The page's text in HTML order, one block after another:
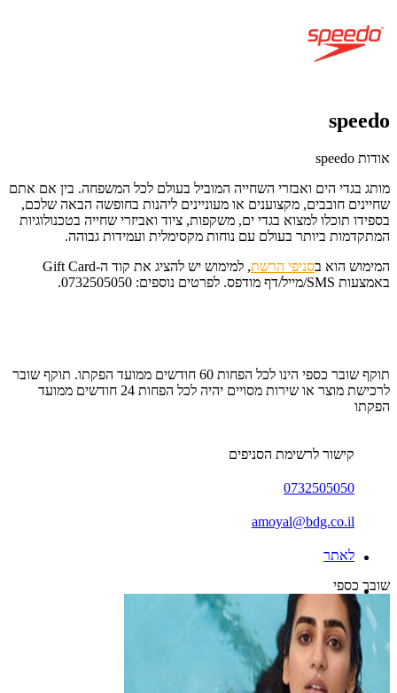
speedo
אודות speedo
מותג בגדי הים ואבזרי השחייה המוביל בעולם לכל המשפחה. בין אם אתם
שחיינים חובבים, מקצוענים או מעוניינים ליהנות בחופשה הבאה שלכם,
בספידו תוכלו למצוא בגדי ים, משקפות, ציוד ואביזרי שחייה בטכנולוגיות
המתקדמות ביותר בעולם עם נוחות מקסימלית ועמידות גבוהה.
המימוש הוא בסניפי הרשת
, למימוש יש להציג את קוד ה-Gift Card
באמצעות SMS/מייל/דף מודפס. לפרטים נוספים: 0732505050.
תוקף שובר כספי הינו לכל הפחות 60 חודשים ממועד הפקתו. תוקף שובר
לרכישת מוצר או שירות מסויים יהיה לכל הפחות 24 חודשים ממועד
הפקתו
קישור לרשימת הסניפים
0732505050
amoyal@bdg.co.il
לאתר
שובר כספי